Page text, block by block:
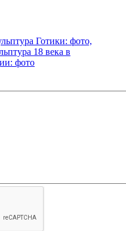
Готики: фото,
18 века в
фото